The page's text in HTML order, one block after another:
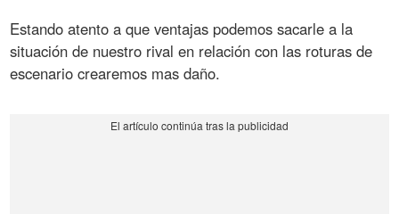
Estando atento a que ventajas podemos sacarle a la
situación de nuestro rival en relación con las roturas de
escenario crearemos mas daño.